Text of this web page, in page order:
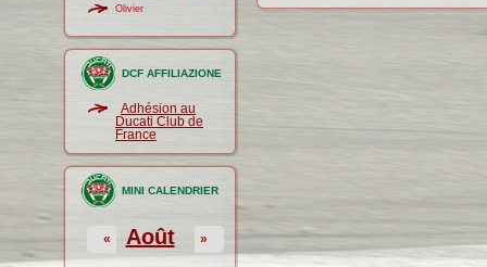
Olivier
DCF AFFILIAZIONE
Adhésion au
Ducati Club de
France
MINI CALENDRIER
Août
« »